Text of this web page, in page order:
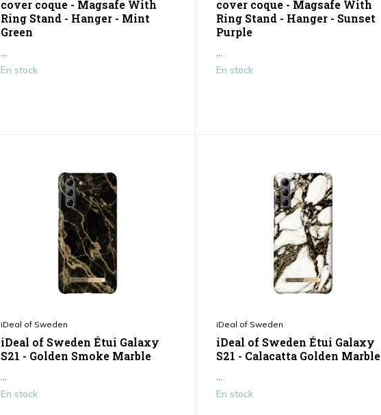
cover coque - Magsafe With
Ring Stand - Hanger - Mint
Green
En stock
cover coque - Magsafe With
Ring Stand - Hanger - Sunset
Purple
En stock
iDeal of Sweden
iDeal of Sweden Étui Galaxy
S21 - Golden Smoke Marble
...
En stock
iDeal of Sweden
iDeal of Sweden Étui Galaxy
S21 - Calacatta Golden Marble
...
En stock